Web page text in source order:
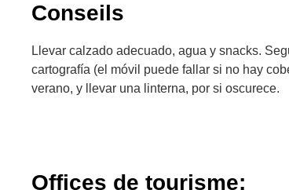
Conseils
Llevar calzado adecuado, agua y snacks.
cartografía (el móvil puede fallar si no hay
verano, y llevar una linterna, por si oscurece.
Offices de tourisme: